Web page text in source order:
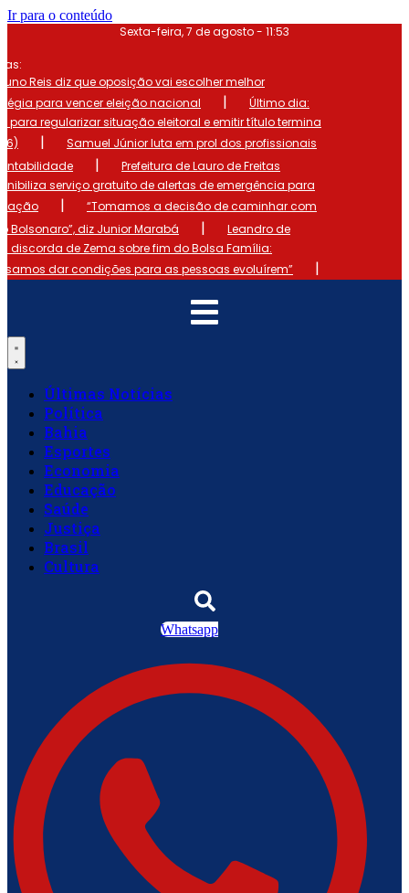
Ir para o conteúdo
Sexta-feira, 7 de agosto - 11:53
Reis diz que oposição vai escolher melhor
para vencer eleição nacional
|
Último dia:
para regularizar situação eleitoral e emitir título termina
|
Samuel Júnior luta em prol dos profissionais
|
Prefeitura de Lauro de Freitas
serviço gratuito de alertas de emergência para
|
“Tomamos a decisão de caminhar com
Bolsonaro”, diz Junior Marabá
|
Leandro de
discorda de Zema sobre fim do Bolsa Família:
dar condições para as pessoas evoluírem”
|
Últimas Notícias
Política
Bahia
Esportes
Economia
Educação
Saúde
Justiça
Brasil
Cultura
Whatsapp